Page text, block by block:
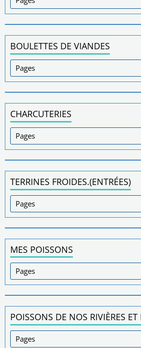
BOULETTES DE VIANDES
CHARCUTERIES
TERRINES FROIDES.(ENTRÉES)
MES POISSONS
POISSONS DE NOS RIVIÈRES ET